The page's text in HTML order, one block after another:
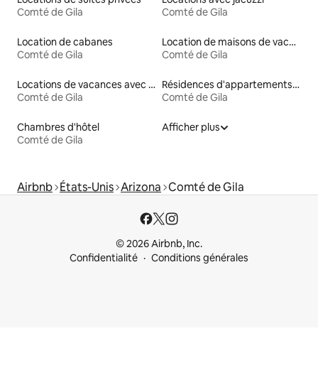
Comté de Gila
Comté de Gila
Location de cabanes
Comté de Gila
Location de maisons de vacances
Comté de Gila
Locations de vacances avec piscine
Comté de Gila
Résidences d'appartements en location
Comté de Gila
Chambres d'hôtel
Comté de Gila
Afficher plus
Airbnb États-Unis Arizona Comté de Gila
© 2026 Airbnb, Inc.
Confidentialité
Conditions générales